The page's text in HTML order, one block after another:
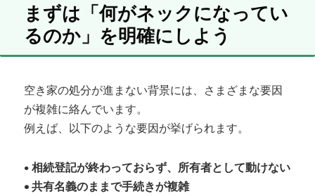
まずは「何がネックになってい
るのか」を明確にしよう
空き家の処分が進まない背景には、さまざまな要因
が複雑に絡んでいます。
例えば、以下のような要因が挙げられます。
•相続登記が終わっておらず、所有者として動けない
• 共有名義のままで手続きが複雑